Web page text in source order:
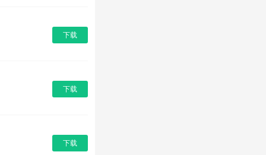
下载
下载
下载